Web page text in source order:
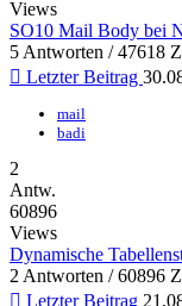
Views
SO10 Mail Body bei
5 Antworten / 47618
Letzter Beitrag
mail
badi
2
Antw.
60896
Views
Dynamische
2 Antworten / 60896
Letzter Beitrag